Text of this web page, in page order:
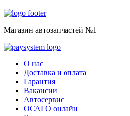
Магазин автозапчастей №1
О нас
Доставка и оплата
Гарантия
Вакансии
Автосервис
ОСАГО онлайн